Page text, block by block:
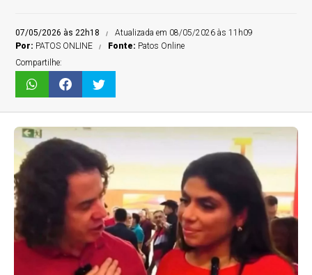
07/05/2026 às 22h18
Atualizada em 08/05/2026 às 11h09
Por: PATOS ONLINE Fonte: Patos Online
Compartilhe: